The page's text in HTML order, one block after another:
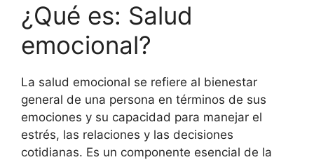
¿Qué es: Salud
emocional?
La salud emocional se refiere al bienestar
general de una persona en términos de sus
emociones y su capacidad para manejar el
estrés, las relaciones y las decisiones
cotidianas. Es un componente esencial de la